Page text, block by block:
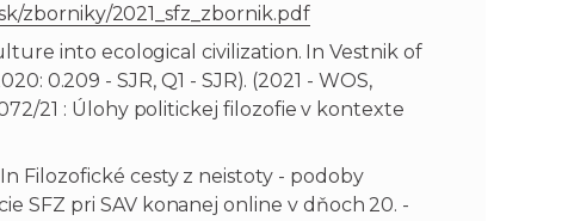
zborniky/2021_sfz_zbornik.pdf
into ecological civilization. In Vestnik of
0.209 - SJR, Q1 - SJR). (2021 - WOS,
21 : Úlohy politickej filozofie v kontexte
Filozofické cesty z neistoty - podoby
SFZ pri SAV konanej online v dňoch 20. -